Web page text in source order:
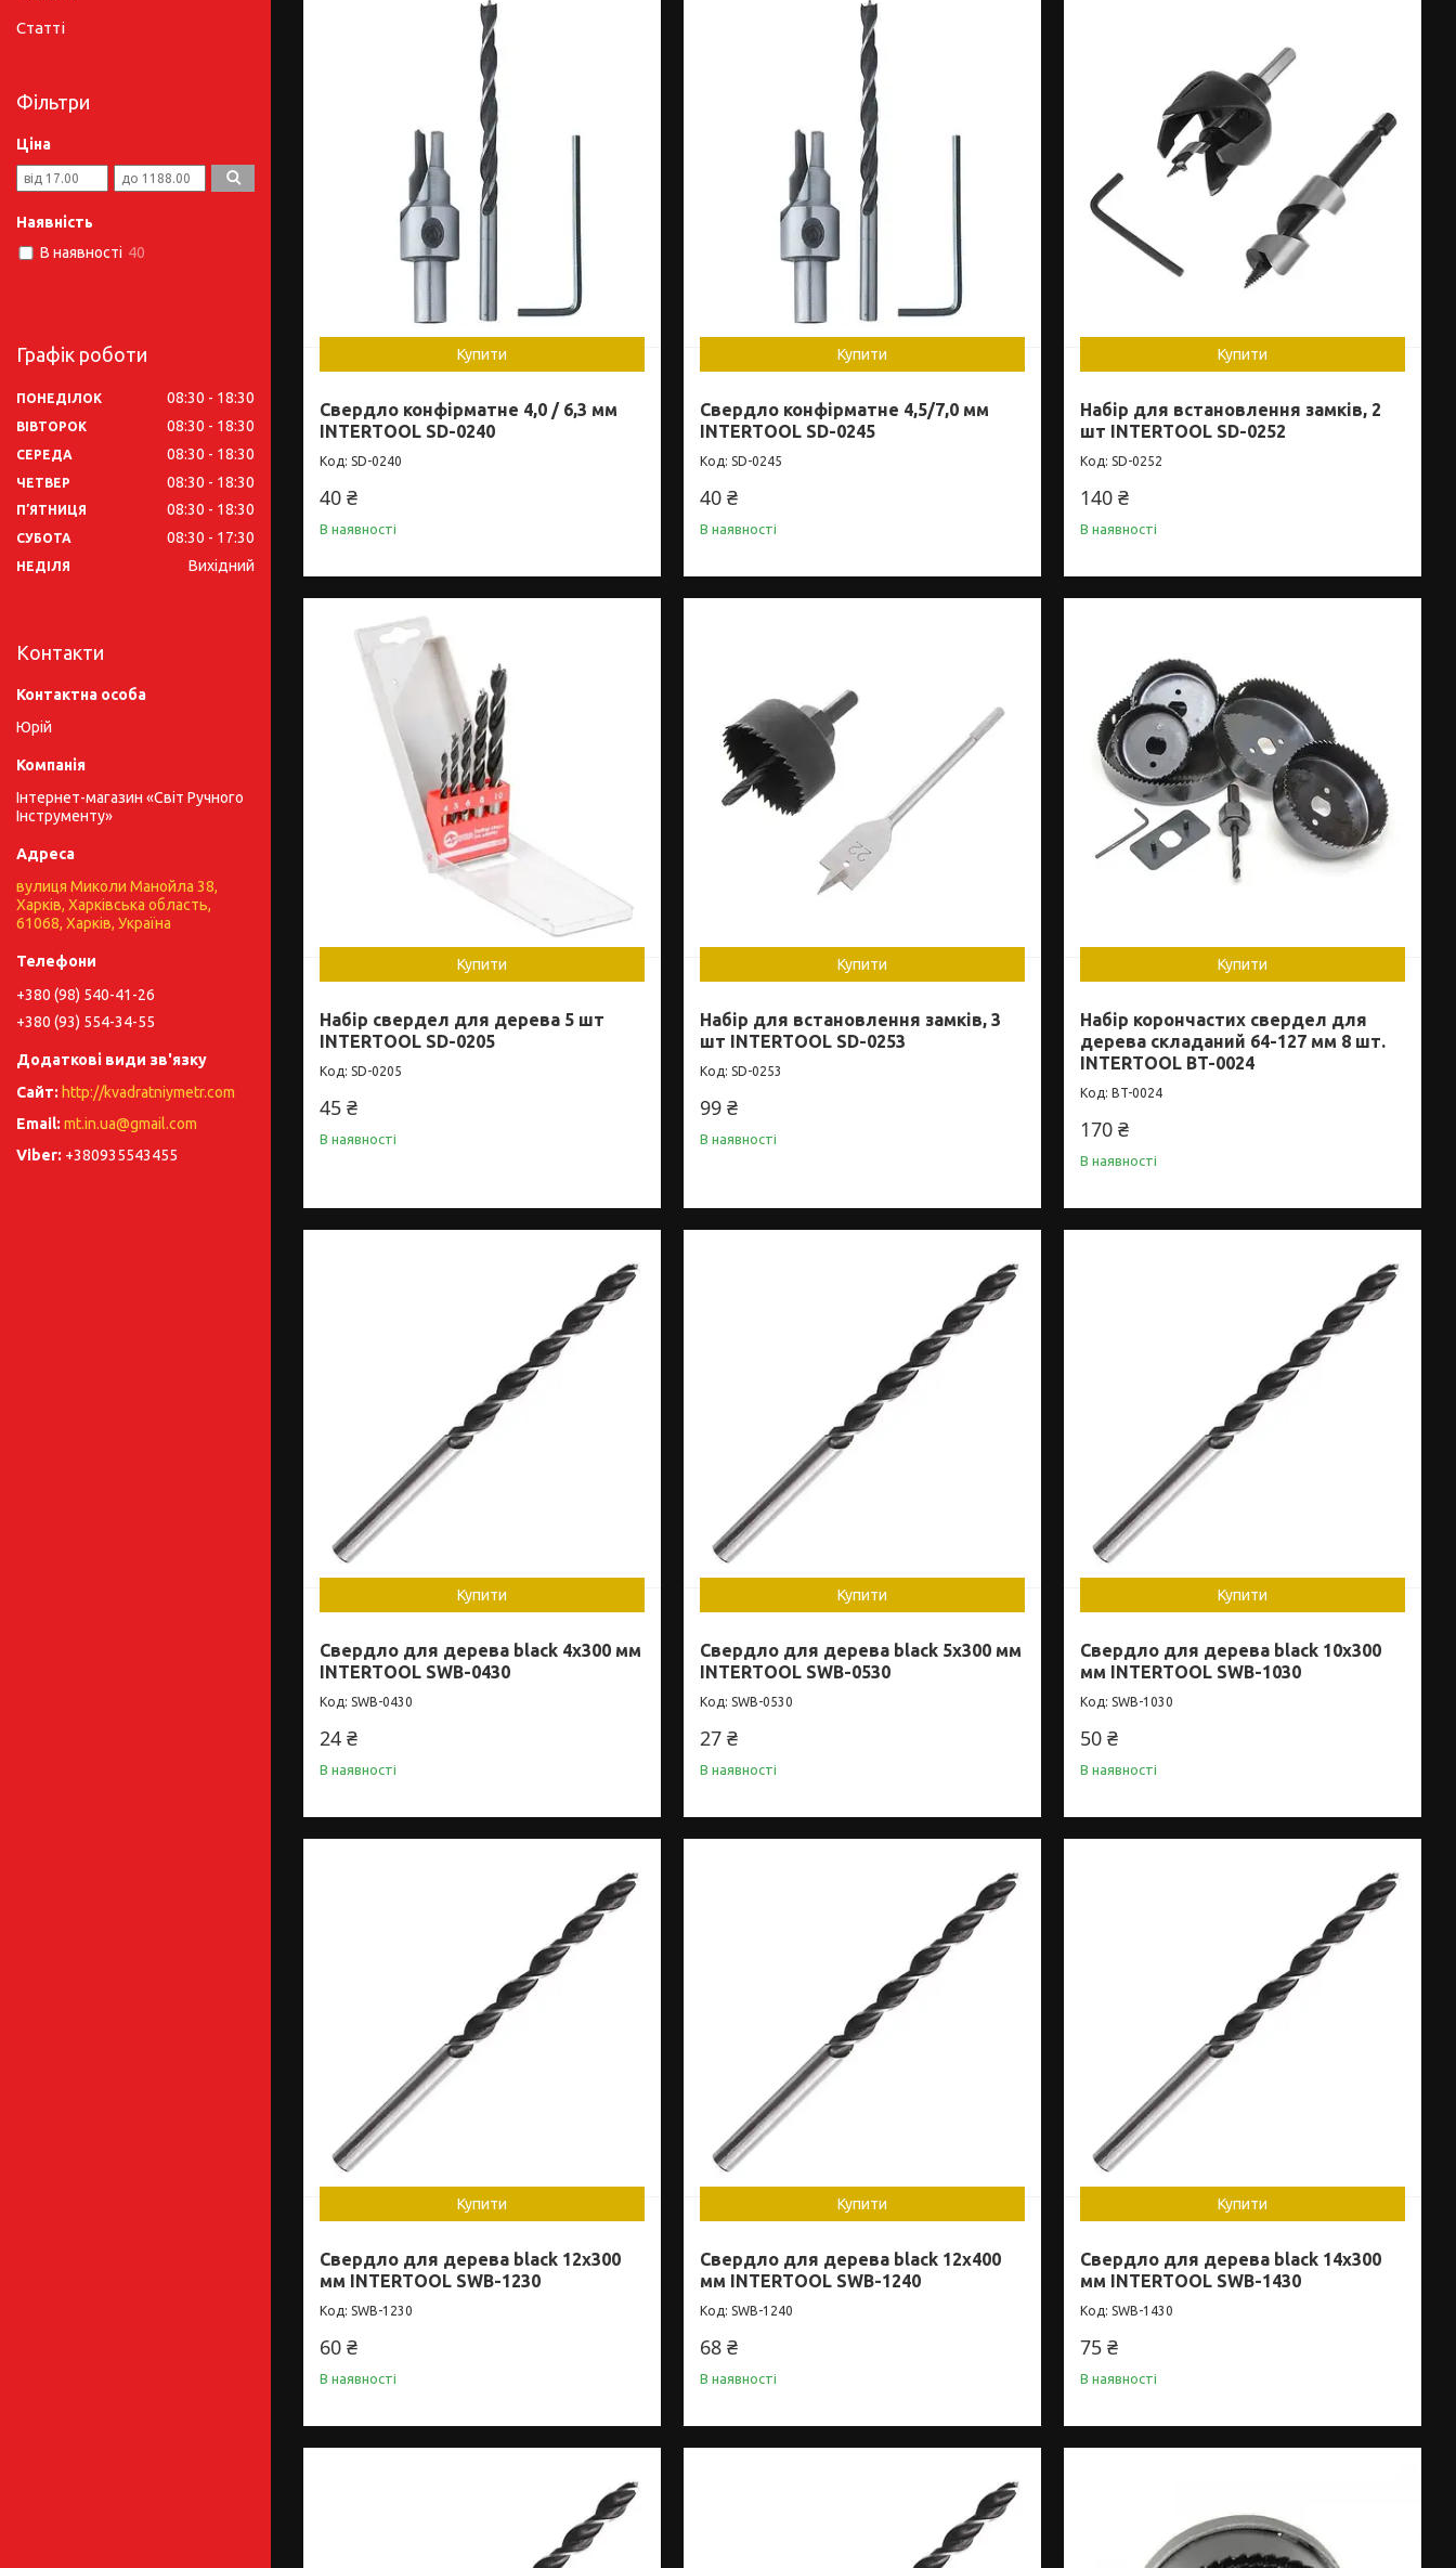
Купити
Свердло конфірматне 4,0 / 6,3 мм
INTERTOOL SD-0240
SD-0240
40 ₴
В наявності
Купити
Свердло конфірматне 4,5/7,0 мм
INTERTOOL SD-0245
SD-0245
40 ₴
В наявності
Купити
Набір для встановлення замків, 2
шт INTERTOOL SD-0252
SD-0252
140 ₴
В наявності
Купити
Набір свердел для дерева 5 шт
INTERTOOL SD-0205
SD-0205
45 ₴
В наявності
Купити
Набір для встановлення замків, 3
шт INTERTOOL SD-0253
SD-0253
99 ₴
В наявності
Купити
Набір корончастих свердел для
дерева складаний 64-127 мм 8 шт.
INTERTOOL BT-0024
BT-0024
170 ₴
В наявності
Купити
Свердло для дерева black 4x300 мм
INTERTOOL SWB-0430
SWB-0430
24 ₴
В наявності
Купити
Свердло для дерева black 5x300 мм
INTERTOOL SWB-0530
SWB-0530
27 ₴
В наявності
Купити
Свердло для дерева black 10x300
мм INTERTOOL SWB-1030
SWB-1030
50 ₴
В наявності
Купити
Свердло для дерева black 12x300
мм INTERTOOL SWB-1230
SWB-1230
60 ₴
В наявності
Купити
Свердло для дерева black 12x400
мм INTERTOOL SWB-1240
SWB-1240
68 ₴
В наявності
Купити
Свердло для дерева black 14x300
мм INTERTOOL SWB-1430
SWB-1430
75 ₴
В наявності
Статті
Фільтри
Ціна
Наявність
В наявності 40
Графік роботи
ПОНЕДІЛОК 08:30 18:30
ВІВТОРОК 08:30 18:30
СЕРЕДА 08:30 18:30
ЧЕТВЕР 08:30 18:30
ПʼЯТНИЦЯ 08:30 18:30
СУБОТА 08:30 17:30
НЕДІЛЯ Вихідний
Контакти
Юрій
Інтернет-магазин «Світ Ручного
Інструменту»
вулиця Миколи Манойла 38,
Харків, Харківська область,
61068, Харків, Україна
+380 (98) 540-41-26
+380 (93) 554-34-55
http://kvadratniymetr.com
mt.in.ua@gmail.com
+380935543455